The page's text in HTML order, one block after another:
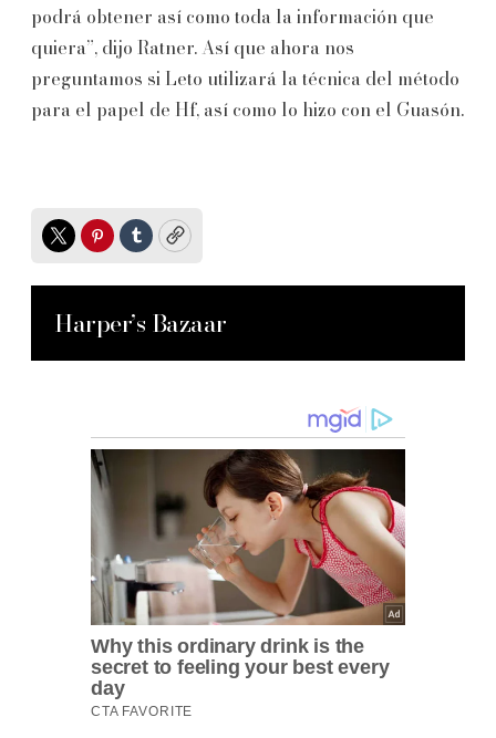
podrá obtener así como toda la información que
quiera”, dijo Ratner. Así que ahora nos
preguntamos si Leto utilizará la técnica del método
para el papel de Hf, así como lo hizo con el Guasón.
TwitterPinterest
TumblrCopy
Harper’s Bazaar